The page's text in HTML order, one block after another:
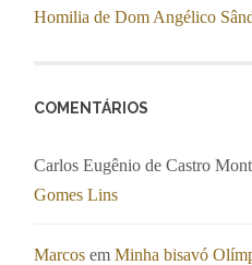
Homilia de Dom Angélico
COMENTÁRIOS
Carlos Eugênio de Castro
Gomes Lins
Marcos emMinha bisavó